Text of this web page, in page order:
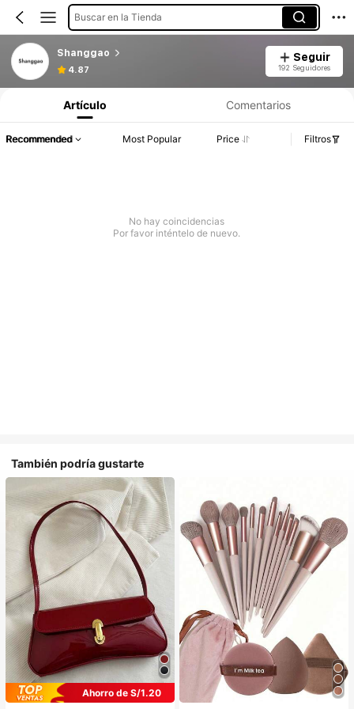
Buscar en la Tienda
Shanggao
4.87
Seguir
192 Seguidores
Artículo Comentarios
Recommended Most Popular Price Filtros
No hay coincidencias
Por favor inténtelo de nuevo.
También podría gustarte
Ahorro de S/1.20